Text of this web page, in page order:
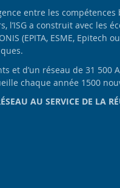
entre les compétences
l’ISG a construit avec les
(EPITA, ESME, Epitech
et d’un réseau de 31 500
chaque année 1500
AU SERVICE DE LA